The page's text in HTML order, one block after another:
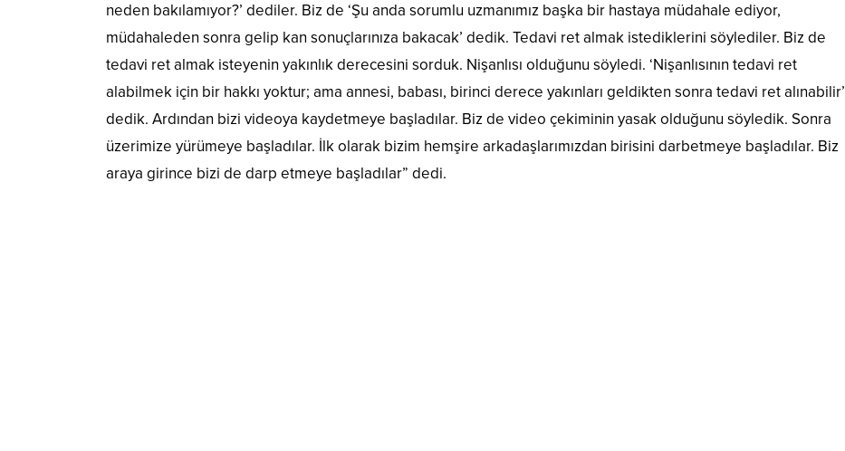
neden bakılamıyor?’ dediler. Biz de ‘Şu anda sorumlu uzmanımız başka bir hastaya müdahale ediyor,
müdahaleden sonra gelip kan sonuçlarınıza bakacak’ dedik. Tedavi ret almak istediklerini söylediler. Biz de
tedavi ret almak isteyenin yakınlık derecesini sorduk. Nişanlısı olduğunu söyledi. ‘Nişanlısının tedavi ret
alabilmek için bir hakkı yoktur; ama annesi, babası, birinci derece yakınları geldikten sonra tedavi ret alınabilir’
dedik. Ardından bizi videoya kaydetmeye başladılar. Biz de video çekiminin yasak olduğunu söyledik. Sonra
üzerimize yürümeye başladılar. İlk olarak bizim hemşire arkadaşlarımızdan birisini darbetmeye başladılar. Biz
araya girince bizi de darp etmeye başladılar” dedi.